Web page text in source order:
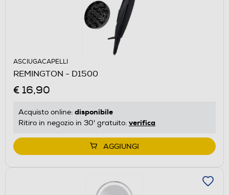
ASCIUGACAPELLI
REMINGTON - D1500
€ 16,90
Acquisto online: disponibile
Ritiro in negozio in 30' gratuito: verifica
AGGIUNGI